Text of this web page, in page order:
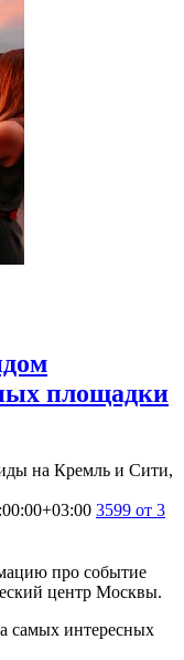
площадки
на Кремль и Сити,
3599 от 3
про событие
центр Москвы.
самых интересных